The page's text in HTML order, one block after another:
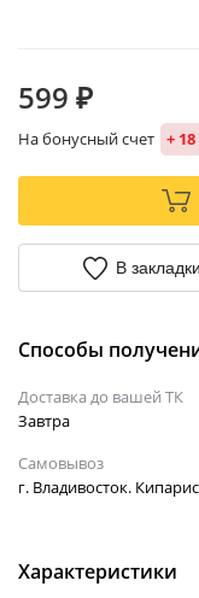
599 ₽
На бонусный счет + 18
В закладки
Способы
Доставка до вашей ТК
Завтра
Самовывоз
г. Владивосток.
Характеристики